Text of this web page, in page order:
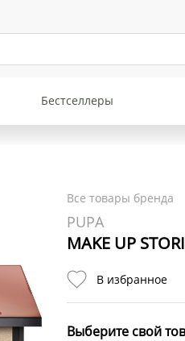
Бестселлеры
Все товары бренда
PUPA
MAKE UP
В избранное
Выберите свой
MAKE UP
Палитра
Острый